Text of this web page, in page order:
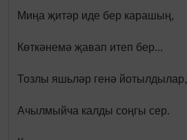
Миңа җитәр иде бер карашың,
Көткәнемә җавап итеп бер...
Тозлы яшьләр генә йотылдылар,
Ачылмыйча калды соңгы сер.